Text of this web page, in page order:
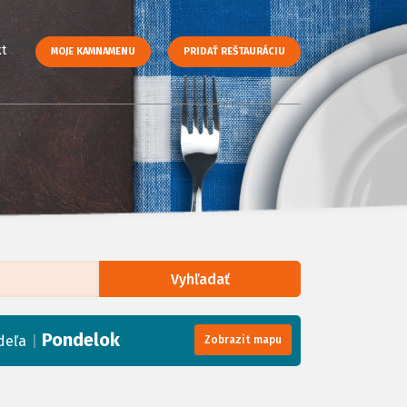
MOJE KAMNAMENU PRIDAŤ REŠTAURÁCIU
Vyhľadať
Pondelok Zobrazit mapu